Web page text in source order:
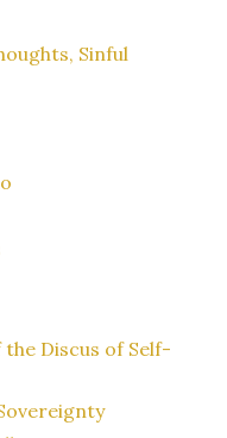
Sinful
the Discus of Self-